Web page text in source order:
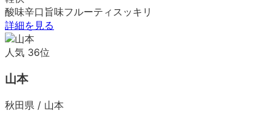
酸味辛口 旨味フルーティ スッキリ
詳細を見る
人気 36位
山本
秋田県 / 山本